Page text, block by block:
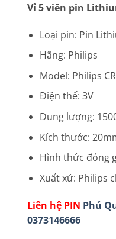
Vỉ 5 viên pin
Loại pin: Pin
Hãng: Philips
Model: Philips
Điện thế: 3V
Dung lượng:
Kích thước:
Hình thức đóng
Xuất xứ: Philips
Liên hệ PIN Phú
0373146666